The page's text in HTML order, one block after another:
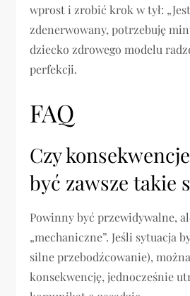
wprost i zrobić krok w tył:
zdenerwowany, potrzebuję
dziecko zdrowego modelu
perfekcji.
FAQ
Czy
być zawsze takie
Powinny być przewidywalne,
„mechaniczne”. Jeśli sytuacja
silne przebodźcowanie),
konsekwencję, jednocześnie